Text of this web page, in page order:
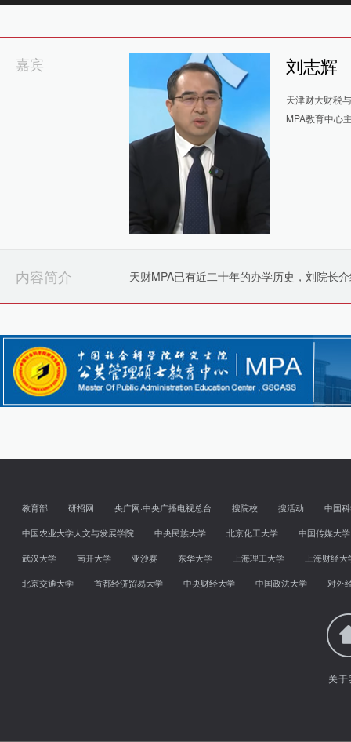
嘉宾 刘志辉
天津财大财税
MPA教育中心
内容简介 天财MPA已有近二十年的办学历史，刘院长
教育部 研招网 央广网·中央广播电视总台 搜院校 搜活动
中国
中国农业大学人文与发展学院
中央民族大学 北京化工大学
中国传媒大学
武汉大学
南开大学 亚沙赛 东华大学 上海理工大学
上海财经大
北京交通大学
首都经济贸易大学 中央财经大学 中国政法大学 对外
关